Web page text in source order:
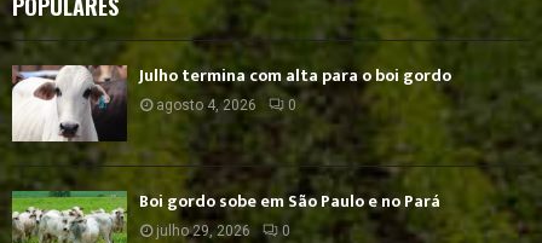
Julho termina com alta para o boi gordo
agosto 4, 2026 0
Boi gordo sobe em São Paulo e no Pará
julho 29, 2026 0